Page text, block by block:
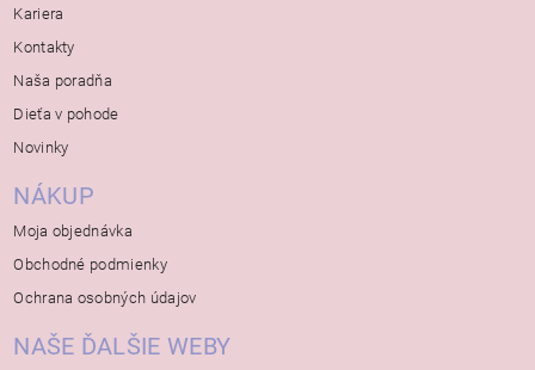
Kariera
Kontakty
Naša poradňa
Dieťa v pohode
Novinky
NÁKUP
Moja objednávka
Obchodné podmienky
Ochrana osobných údajov
NAŠE ĎALŠIE WEBY